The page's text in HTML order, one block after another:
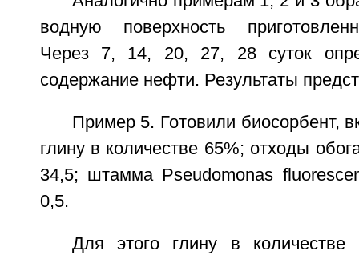
водную поверхность
Через 7, 14, 20, 27, 28 суток
содержание нефти. Результаты
Пример 5. Готовили биосорбент,
глину в количестве 65%; отходы
34,5; штамма Pseudomonas
0,5.
Для этого глину в